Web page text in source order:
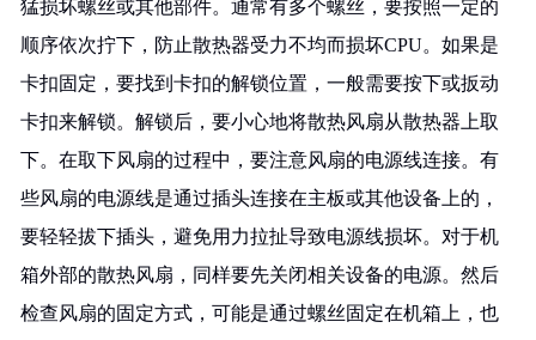
猛损坏螺丝或其他部件。通常有多个螺丝，要按照一定的
顺序依次拧下，防止散热器受力不均而损坏CPU。如果是
卡扣固定，要找到卡扣的解锁位置，一般需要按下或扳动
卡扣来解锁。解锁后，要小心地将散热风扇从散热器上取
下。在取下风扇的过程中，要注意风扇的电源线连接。有
些风扇的电源线是通过插头连接在主板或其他设备上的，
要轻轻拔下插头，避免用力拉扯导致电源线损坏。对于机
箱外部的散热风扇，同样要先关闭相关设备的电源。然后
检查风扇的固定方式，可能是通过螺丝固定在机箱上，也